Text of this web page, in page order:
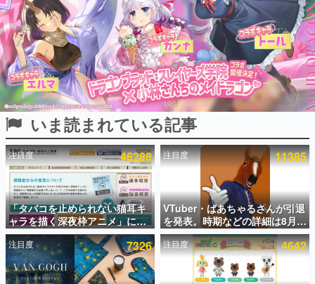
電ファミのいま読まれている記事ランキング
アプリセール情報
インタビュー
連載・特集一覧
殿堂入り記事
SNS拡散数が数千以上！ ページビュー数万以上！ などな
ど。多くの人々に読まれた、電ファミ渾身の“殿堂入り”記
事をまとめました。
ゲームの企画書
名作ゲームクリエイターの方々に製作時のエピソードをお
聞きし、ヒットする企画（ゲーム）とは何か？を探ってい
きます。
赫本
この物語を解いてはいけない。『赫本』は、〈試験問題〉
の形をした短編ホラー小説集です。
いま読まれている記事
注目度 46288
「タバコを止められない猫耳キ
ャラを描く深夜枠アニメ」に視
聴者の一部から批判意見。違法
薬物の使用と思しき描写も含め
て、BPOが議論を交わす
注目度 11385
VTuber・ばあちゃるさんが引退
を発表。時期などの詳細は8月9
日15時からの配信で説明
注目度 7326 注目度 4642